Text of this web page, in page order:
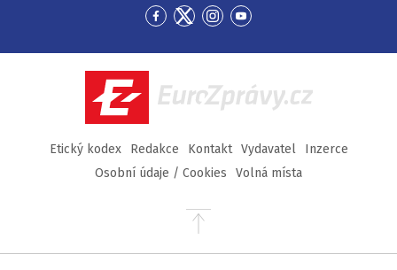
Přejít
Facebook
Přejít
Twitter
Přejít
Instagram
Přejít
YouTube
EuroZprávy.cz
Etický kodex Redakce Kontakt Vydavatel
Inzerce
Osobní údaje / Cookies
Volná místa
Přejít
stránky